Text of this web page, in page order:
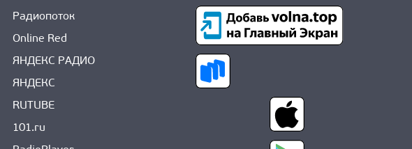
Радиопоток
Online Red
ЯНДЕКС РАДИО
ЯНДЕКС
RUTUBE
101.ru